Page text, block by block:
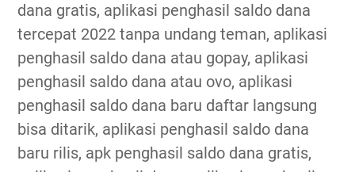
dana gratis, aplikasi penghasil saldo dana
tercepat 2022 tanpa undang teman, aplikasi
penghasil saldo dana atau gopay, aplikasi
penghasil saldo dana atau ovo, aplikasi
penghasil saldo dana baru daftar langsung
bisa ditarik, aplikasi penghasil saldo dana
baru rilis, apk penghasil saldo dana gratis,